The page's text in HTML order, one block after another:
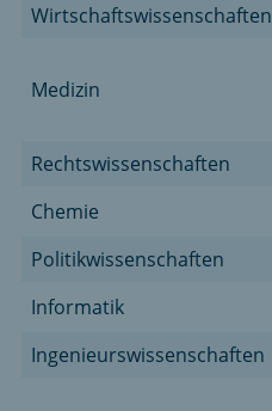
Wirtschaftswissenschaften
Medizin
Rechtswissenschaften
Chemie
Politikwissenschaften
Informatik
Ingenieurswissenschaften